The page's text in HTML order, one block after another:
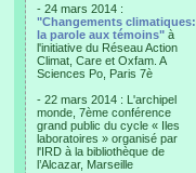
- 24 mars 2014 :
"Changements climatiques:
la parole aux témoins" à
l'initiative du Réseau Action
Climat, Care et Oxfam. A
Sciences Po, Paris 7è
- 22 mars 2014 : L'archipel
monde, 7ème conférence
grand public du cycle « Iles
laboratoires » organisé par
l'IRD à la bibliothèque de
l’Alcazar, Marseille